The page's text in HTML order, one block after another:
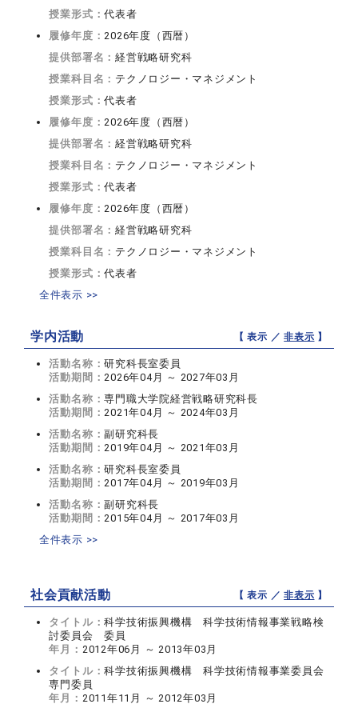
授業形式：代表者
履修年度：2026年度（西暦）
提供部署名：経営戦略研究科
授業科目名： テクノロジー・マネジメント
授業形式：代表者
履修年度：2026年度（西暦）
提供部署名：経営戦略研究科
授業科目名： テクノロジー・マネジメント
授業形式：代表者
履修年度：2026年度（西暦）
提供部署名：経営戦略研究科
授業科目名： テクノロジー・マネジメント
授業形式：代表者
全件表示 >>
学内活動 【 表示 ／非表示 】
活動名称：研究科長室委員
活動期間：2026年04月 ～ 2027年03月
活動名称：専門職大学院経営戦略研究科長
活動期間：2021年04月 ～ 2024年03月
活動名称：副研究科長
活動期間：2019年04月 ～ 2021年03月
活動名称：研究科長室委員
活動期間：2017年04月 ～ 2019年03月
活動名称：副研究科長
活動期間：2015年04月 ～ 2017年03月
全件表示 >>
社会貢献活動 【 表示 ／非表示 】
タイトル：科学技術振興機構 科学技術情報事業戦略検
討委員会 委員
年月： 2012年06月 ～ 2013年03月
タイトル：科学技術振興機構 科学技術情報事業委員会
専門委員
年月： 2011年11月 ～ 2012年03月